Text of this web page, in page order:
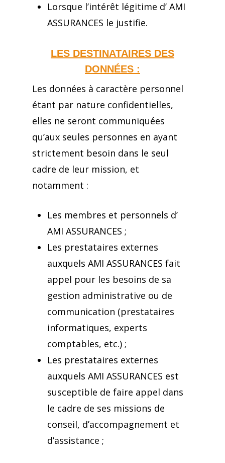
Lorsque l’intérêt légitime d’ AMI
ASSURANCES le justifie.
LES DESTINATAIRES DES
DONNÉES :
Les données à caractère personnel
étant par nature confidentielles,
elles ne seront communiquées
qu’aux seules personnes en ayant
strictement besoin dans le seul
cadre de leur mission, et
notamment :
Les membres et personnels d’
AMI ASSURANCES ;
Les prestataires externes
auxquels AMI ASSURANCES fait
appel pour les besoins de sa
gestion administrative ou de
communication (prestataires
informatiques, experts
comptables, etc.) ;
Les prestataires externes
auxquels AMI ASSURANCES est
susceptible de faire appel dans
le cadre de ses missions de
conseil, d’accompagnement et
d’assistance ;
Devis Assurances